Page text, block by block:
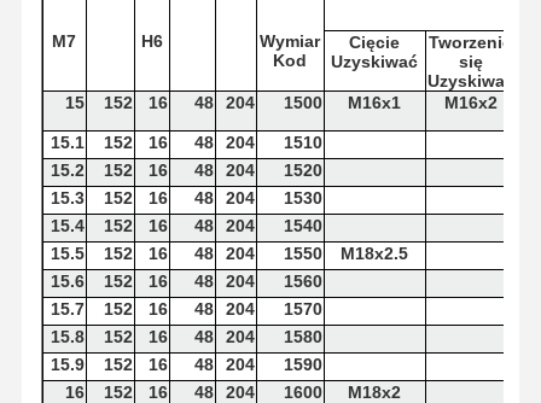
M7 H6
Wymiar
Kod
Cięcie
Uzyskiwać
Tworzenie
się
Uzyskiwać
15
152 16 48 204 1500 M16x1 M16x2
15.1 152 16 48 204
1510
15.2
152 16 48 204
1520
15.3
152 16 48 204
1530
15.4
152 16 48 204
1540
15.5
152 16 48 204 1550
M18x2.5
15.6
152 16 48 204
1560
15.7
152 16 48 204
1570
15.8
152 16 48 204
1580
15.9
152 16 48 204
1590
16
152 16 48 204 1600
M18x2